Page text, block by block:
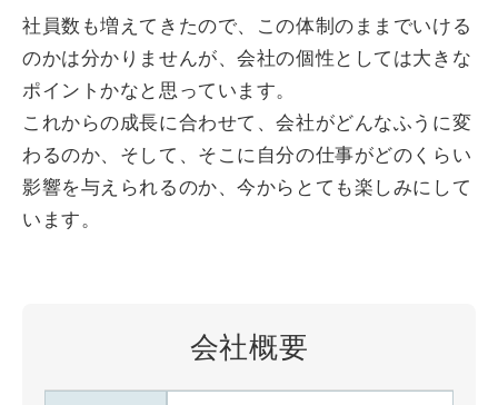
社員数も増えてきたので、この体制のままでいける
のかは分かりませんが、会社の個性としては大きな
ポイントかなと思っています。
これからの成長に合わせて、会社がどんなふうに変
わるのか、そして、そこに自分の仕事がどのくらい
影響を与えられるのか、今からとても楽しみにして
います。
会社概要